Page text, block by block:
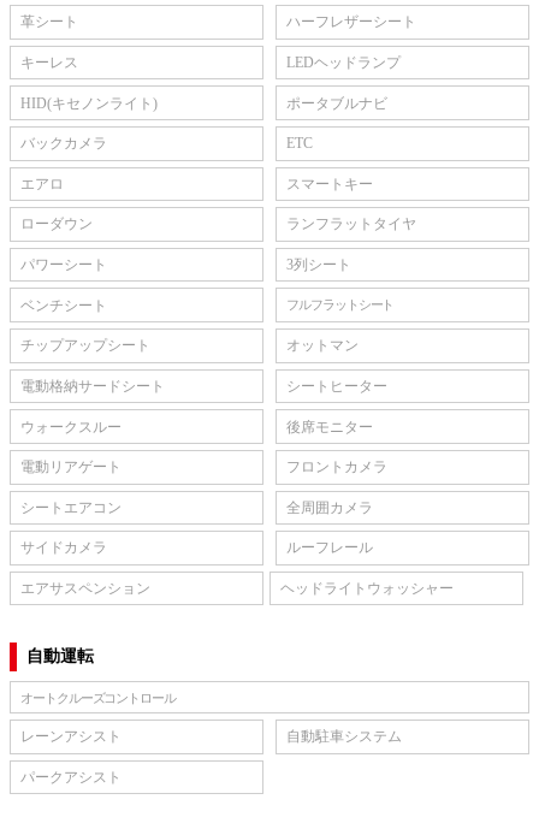
革シート ハーフレザーシート
キーレス LEDヘッドランプ
HID(キセノンライト) ポータブルナビ
バックカメラ ETC
エアロ スマートキー
ローダウン ランフラットタイヤ
パワーシート 3列シート
ベンチシート フルフラットシート
チップアップシート オットマン
電動格納サードシート シートヒーター
ウォークスルー 後席モニター
電動リアゲート フロントカメラ
シートエアコン 全周囲カメラ
サイドカメラ ルーフレール
エアサスペンション ヘッドライトウォッシャー
自動運転
オートクルーズコントロール
レーンアシスト 自動駐車システム
パークアシスト